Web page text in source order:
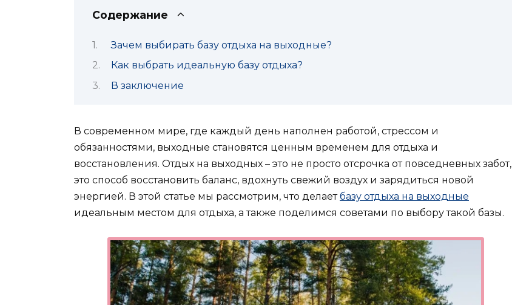
Содержание
Зачем выбирать базу отдыха на выходные?
Как выбрать идеальную базу отдыха?
В заключение
В современном мире, где каждый день наполнен работой, стрессом и
обязанностями, выходные становятся ценным временем для отдыха и
восстановления. Отдых на выходных – это не просто отсрочка от повседневных забот,
это способ восстановить баланс, вдохнуть свежий воздух и зарядиться новой
энергией. В этой статье мы рассмотрим, что делаетбазу отдыха на выходные
идеальным местом для отдыха, а также поделимся советами по выбору такой базы.